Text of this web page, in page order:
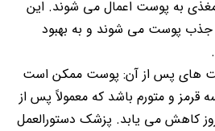
به پوست اعمال می شوند. این
جذب پوست می شوند و به بهبود
های پس از آن: پوست ممکن است
قرمز و متورم باشد که معمولاً پس از
کاهش می یابد. پزشک دستورالعمل